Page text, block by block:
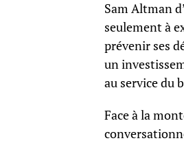
Sam Altman
seulement à
prévenir ses
un
au service du
Face à la